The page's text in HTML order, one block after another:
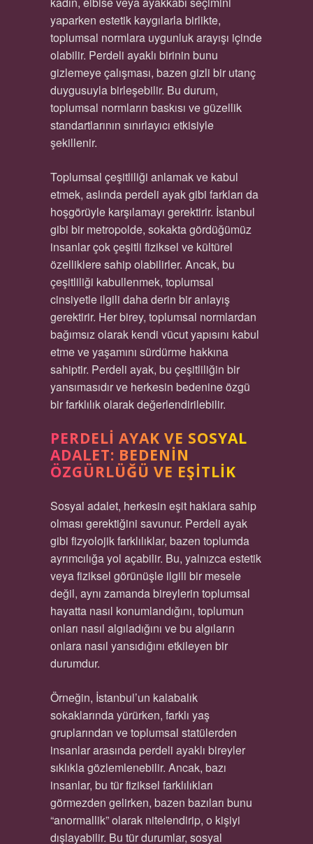
yaparken estetik kaygılarla birlikte,
toplumsal normlara uygunluk arayışı içinde
olabilir. Perdeli ayaklı birinin bunu
gizlemeye çalışması, bazen gizli bir utanç
duygusuyla birleşebilir. Bu durum,
toplumsal normların baskısı ve güzellik
standartlarının sınırlayıcı etkisiyle
şekillenir.
Toplumsal çeşitliliği anlamak ve kabul
etmek, aslında perdeli ayak gibi farkları da
hoşgörüyle karşılamayı gerektirir. İstanbul
gibi bir metropolde, sokakta gördüğümüz
insanlar çok çeşitli fiziksel ve kültürel
özelliklere sahip olabilirler. Ancak, bu
çeşitliliği kabullenmek, toplumsal
cinsiyetle ilgili daha derin bir anlayış
gerektirir. Her birey, toplumsal normlardan
bağımsız olarak kendi vücut yapısını kabul
etme ve yaşamını sürdürme hakkına
sahiptir. Perdeli ayak, bu çeşitliliğin bir
yansımasıdır ve herkesin bedenine özgü
bir farklılık olarak değerlendirilebilir.
PERDELI AYAK VE SOSYAL
ADALET: BEDENIN
ÖZGÜRLÜĞÜ VE EŞITLIK
Sosyal adalet, herkesin eşit haklara sahip
olması gerektiğini savunur. Perdeli ayak
gibi fizyolojik farklılıklar, bazen toplumda
ayrımcılığa yol açabilir. Bu, yalnızca estetik
veya fiziksel görünüşle ilgili bir mesele
değil, aynı zamanda bireylerin toplumsal
hayatta nasıl konumlandığını, toplumun
onları nasıl algıladığını ve bu algıların
onlara nasıl yansıdığını etkileyen bir
durumdur.
Örneğin, İstanbul’un kalabalık
sokaklarında yürürken, farklı yaş
gruplarından ve toplumsal statülerden
insanlar arasında perdeli ayaklı bireyler
sıklıkla gözlemlenebilir. Ancak, bazı
insanlar, bu tür fiziksel farklılıkları
görmezden gelirken, bazen bazıları bunu
“anormallik” olarak nitelendirip, o kişiyi
dışlayabilir. Bu tür durumlar, sosyal